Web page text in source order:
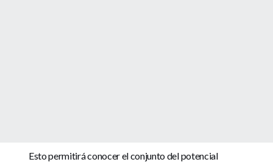
Esto permitirá conocer el conjunto del potencial